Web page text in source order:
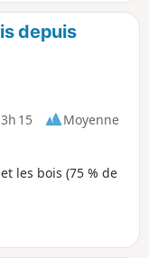
depuis
3h 15
Moyenne
les bois (75 % de